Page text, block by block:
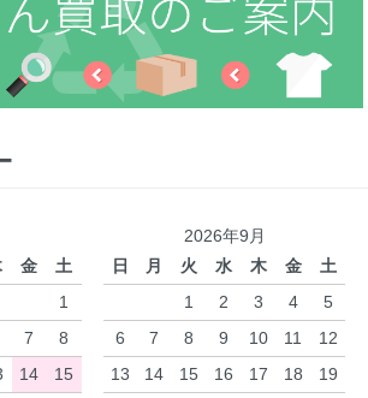
金
土
1
7
8
14
15
2026年9月
日
月 火 水 木 金
土
1
2 3 4
5
6
7 8 9 10 11
12
13
14 15 16 17 18
19